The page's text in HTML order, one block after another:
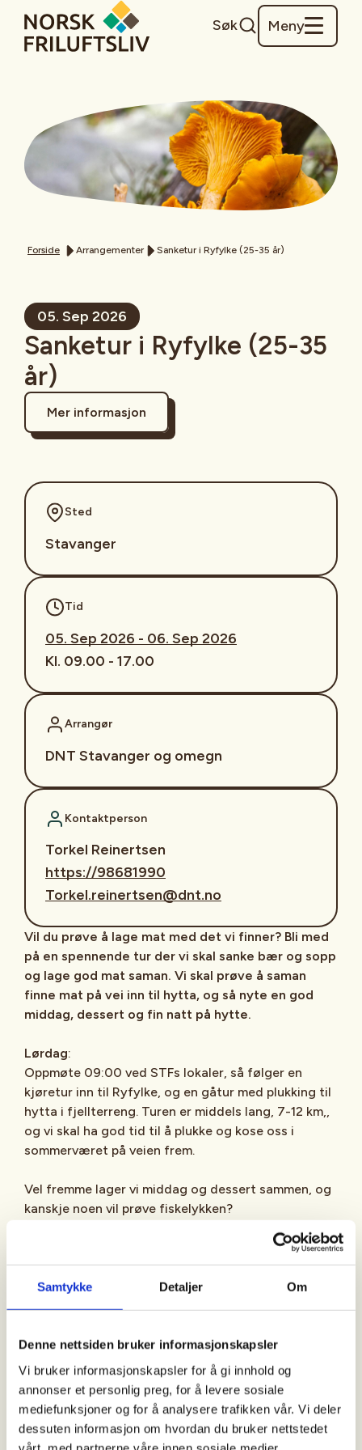
Samtykke Detaljer Om
Denne nettsiden bruker informasjonskapsler
Vi bruker informasjonskapsler for å gi innhold og
annonser et personlig preg, for å levere sosiale
mediefunksjoner og for å analysere trafikken vår. Vi deler
dessuten informasjon om hvordan du bruker nettstedet
Søk Meny
Forside Arrangementer Sanketur i Ryfylke (25-35 år)
05. Sep 2026
Sanketur i Ryfylke (25-35
år)
Mer informasjon
Sted
Stavanger
Tid
05. Sep 2026 - 06. Sep 2026
Kl. 09.00 - 17.00
Arrangør
DNT Stavanger og omegn
Kontaktperson
Torkel Reinertsen
https://98681990
Torkel.reinertsen@dnt.no
Vil du prøve å lage mat med det vi finner? Bli med
på en spennende tur der vi skal sanke bær og sopp
og lage god mat saman. Vi skal prøve å saman
finne mat på vei inn til hytta, og så nyte en god
middag, dessert og fin natt på hytte.
Lørdag:
Oppmøte 09:00 ved STFs lokaler, så følger en
kjøretur inn til Ryfylke, og en gåtur med plukking til
hytta i fjellterreng. Turen er middels lang, 7-12 km,,
og vi skal ha god tid til å plukke og kose oss i
sommerværet på veien frem.
Vel fremme lager vi middag og dessert sammen, og
kanskje noen vil prøve fiskelykken?
På søndag vasker vi oss ut av hytta, og går tilbake
til parkeringen og tilbake til Stavanger.
sopper vi kan plukke i området.
Av hensyn til sankeforholdene vil vi ikke annonsere
hytten før planleggingsmøtet.
Vi tar forbehold om at det kan bli endringer i